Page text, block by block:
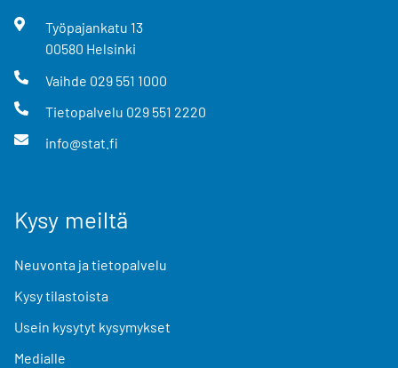
Työpajankatu 13
00580 Helsinki
Vaihde 029 551 1000
Tietopalvelu 029 551 2220
info@stat.fi
Kysy meiltä
Neuvonta ja tietopalvelu
Kysy tilastoista
Usein kysytyt kysymykset
Medialle